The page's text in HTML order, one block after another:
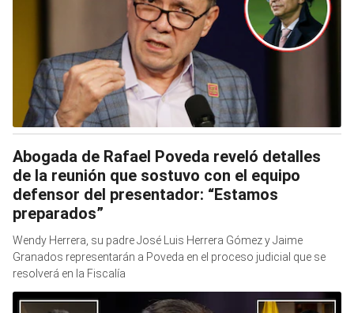
Abogada de Rafael Poveda reveló detalles
de la reunión que sostuvo con el equipo
defensor del presentador: “Estamos
preparados”
Wendy Herrera, su padre José Luis Herrera Gómez y Jaime
Granados representarán a Poveda en el proceso judicial que se
resolverá en la Fiscalía